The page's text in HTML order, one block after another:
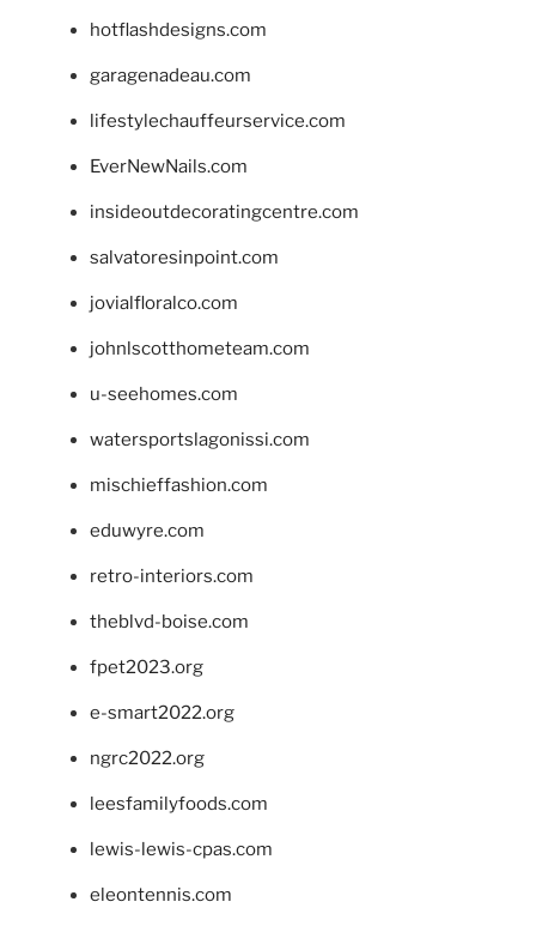
hotflashdesigns.com
garagenadeau.com
lifestylechauffeurservice.com
EverNewNails.com
insideoutdecoratingcentre.com
salvatoresinpoint.com
jovialfloralco.com
johnlscotthometeam.com
u-seehomes.com
watersportslagonissi.com
mischieffashion.com
eduwyre.com
retro-interiors.com
theblvd-boise.com
fpet2023.org
e-smart2022.org
ngrc2022.org
leesfamilyfoods.com
lewis-lewis-cpas.com
eleontennis.com